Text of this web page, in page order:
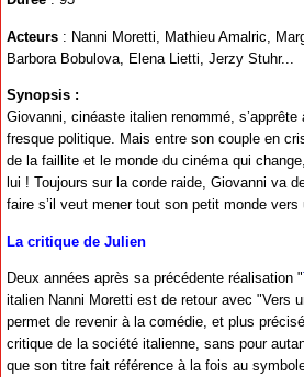
Acteurs : Nanni Moretti, Mathieu Amalric,
Barbora Bobulova, Elena Lietti, Jerzy Stuhr...
Synopsis :
Giovanni, cinéaste italien renommé, s’apprête
fresque politique. Mais entre son couple en
de la faillite et le monde du cinéma qui
lui ! Toujours sur la corde raide, Giovanni va
faire s’il veut mener tout son petit monde vers
La critique de Julien
Deux années après sa précédente réalisation "
italien Nanni Moretti est de retour avec "Vers
permet de revenir à la comédie, et plus
critique de la société italienne, sans pour
que son titre fait référence à la fois au